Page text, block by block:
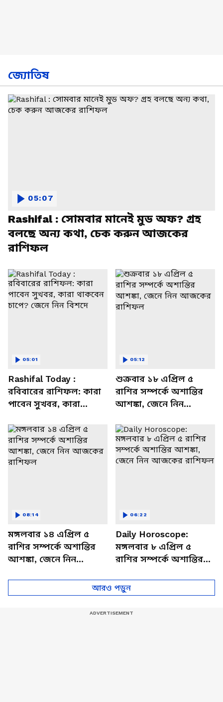
জ্যোতিষ
Rashifal : সোমবার মানেই মুড অফ? গ্রহ
বলছে অন্য কথা, চেক করুন আজকের
রাশিফল
05:07
Rashifal Today :
রবিবারের রাশিফল: কারা
পাবেন সুখবর, কারা
বিশদে
05:01
শুক্রবার ১৮ এপ্রিল ৫
রাশির সম্পর্কে অশান্তির
আশঙ্কা, জেনে নিন
05:12
মঙ্গলবার ১৪ এপ্রিল ৫
রাশির সম্পর্কে অশান্তির
আশঙ্কা, জেনে নিন
08:14
Daily Horoscope:
মঙ্গলবার ৮ এপ্রিল ৫
রাশির সম্পর্কে অশান্তির
আজকের রাশিফল
06:22
আরও পড়ুন